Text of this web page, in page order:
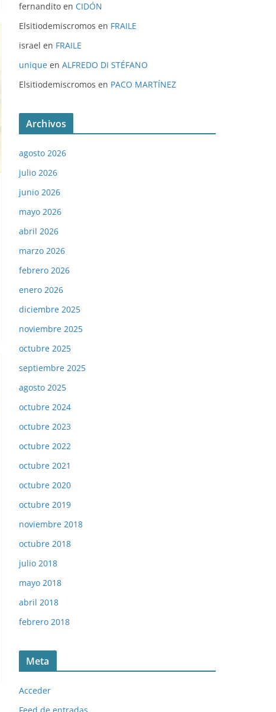
fernandito en CIDÓN
Elsitiodemiscromos en FRAILE
israel en FRAILE
unique en ALFREDO DI STÉFANO
Elsitiodemiscromos en PACO MARTÍNEZ
Archivos
agosto 2026
julio 2026
junio 2026
mayo 2026
abril 2026
marzo 2026
febrero 2026
enero 2026
diciembre 2025
noviembre 2025
octubre 2025
septiembre 2025
agosto 2025
octubre 2024
octubre 2023
octubre 2022
octubre 2021
octubre 2020
octubre 2019
noviembre 2018
octubre 2018
julio 2018
mayo 2018
abril 2018
febrero 2018
Meta
Acceder